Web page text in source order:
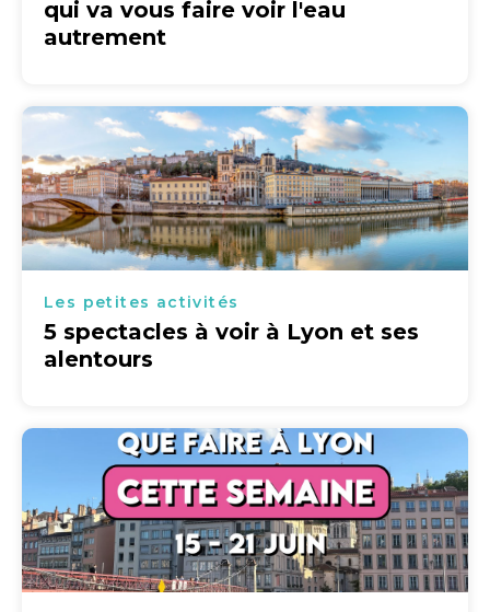
qui va vous faire voir l'eau
autrement
Les petites activités
5 spectacles à voir à Lyon et ses
alentours